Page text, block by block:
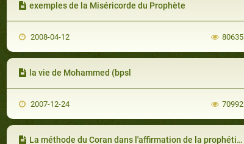
exemples de la Miséricorde du Prophète
2008-04-12 80635
la vie de Mohammed (bpsl
2007-12-24 70992
La méthode du Coran dans l'affirmation de la prophétie de Muhammad salla-llâhu ’alayhi wa sallam